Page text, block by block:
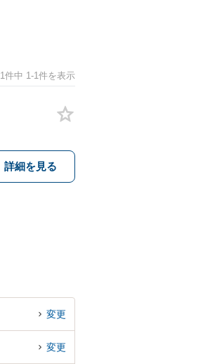
1件中 1-1件を表示
詳細を見る
変更
変更